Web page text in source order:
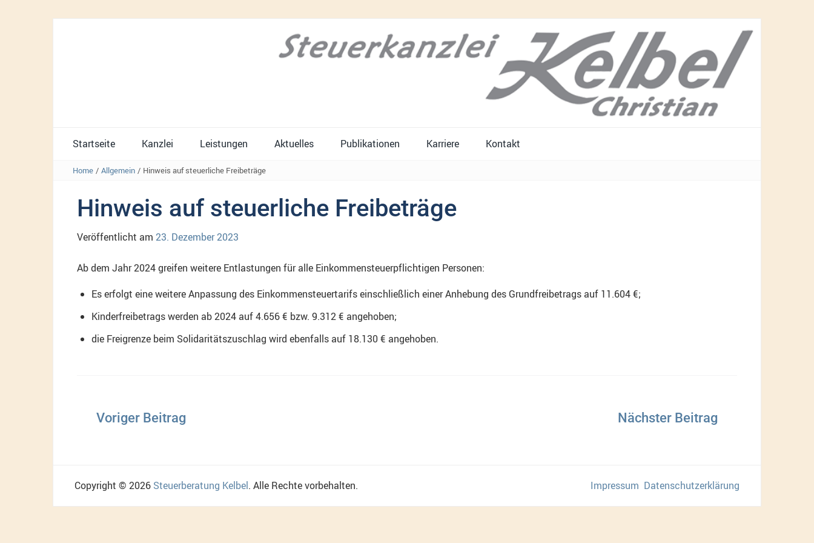
Startseite Kanzlei Leistungen Aktuelles Publikationen Karriere Kontakt
Home / Allgemein / Hinweis auf steuerliche Freibeträge
Hinweis auf steuerliche Freibeträge
Veröffentlicht am 23. Dezember 2023
Ab dem Jahr 2024 greifen weitere Entlastungen für alle Einkommensteuerpflichtigen Personen:
Es erfolgt eine weitere Anpassung des Einkommensteuertarifs einschließlich einer Anhebung des Grundfreibetrags auf 11.604 €;
Kinderfreibetrags werden ab 2024 auf 4.656 € bzw. 9.312 € angehoben;
die Freigrenze beim Solidaritätszuschlag wird ebenfalls auf 18.130 € angehoben.
Copyright © 2026 Steuerberatung Kelbel. Alle Rechte vorbehalten. Impressum Datenschutzerklärung